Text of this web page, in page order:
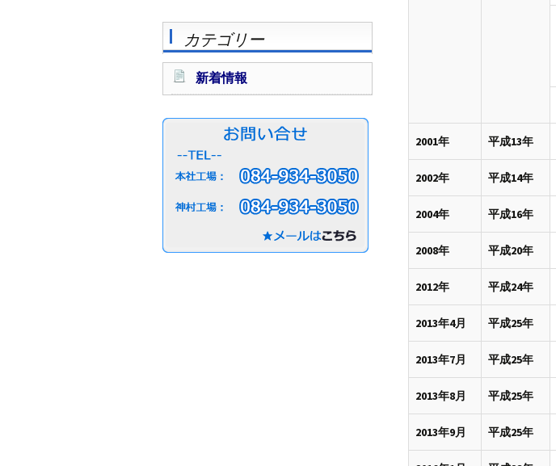
カテゴリー
新着情報
2001年 平成13年
2002年 平成14年
2004年 平成16年
2008年 平成20年
2012年 平成24年
2013年4月 平成25年
2013年7月 平成25年
2013年8月 平成25年
2013年9月 平成25年